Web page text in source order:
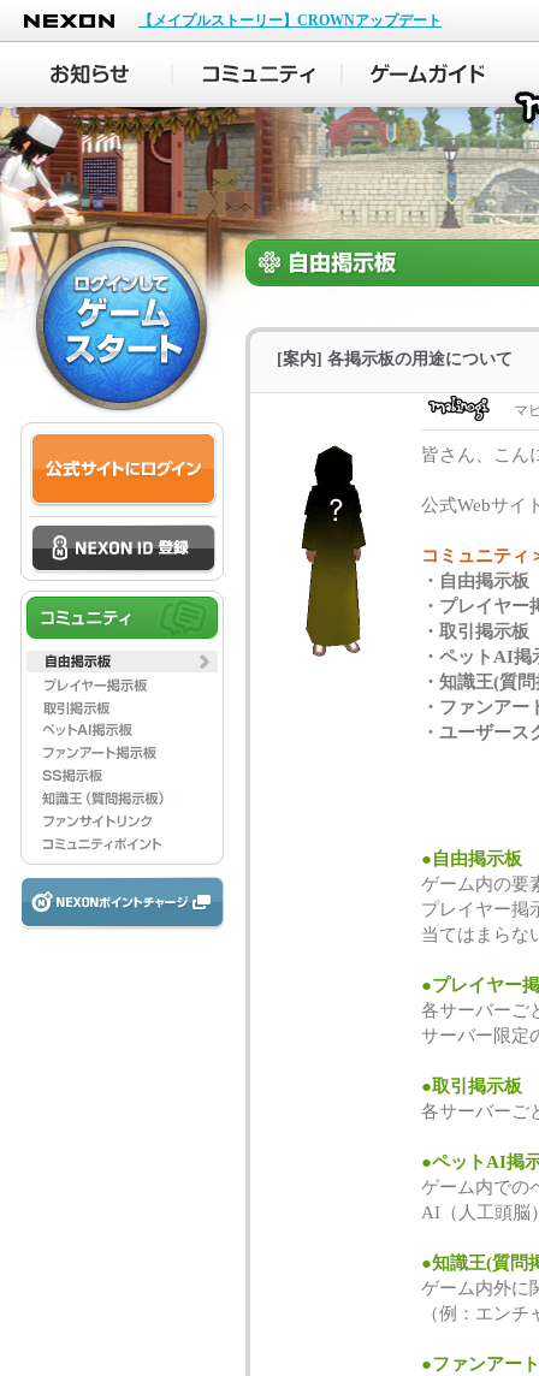
NEXON
【メイプルストーリー】CROWNアップデート
[案内] 各掲示板の用途について
マ
皆さん、こん
公式Webサイ
コミュニティ
・自由掲示板
・プレイヤー
・取引掲示板
・ペットAI掲
・知識王(質
・ファンアー
・ユーザース
●自由掲示板
ゲーム内の要
プレイヤー掲
当てはまらな
●プレイヤー
各サーバーご
サーバー限定
●取引掲示板
各サーバーご
●ペットAI掲
ゲーム内での
AI（人工頭脳
●知識王(質問
ゲーム内外に
（例：エン
●ファンアート